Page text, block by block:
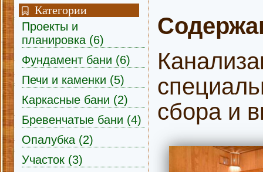
Категории
Проекты и
планировка (6)
Фундамент бани (6)
Печи и каменки (5)
Каркасные бани (2)
Бревенчатые бани (4)
Опалубка (2)
Участок (3)
сбора и